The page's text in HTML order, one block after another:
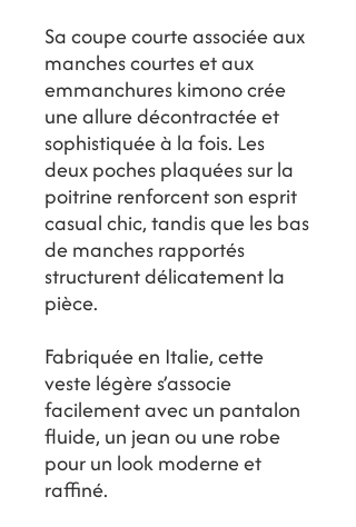
Sa coupe courte associée aux
manches courtes et aux
emmanchures kimono crée
une allure décontractée et
sophistiquée à la fois. Les
deux poches plaquées sur la
poitrine renforcent son esprit
casual chic, tandis que les bas
de manches rapportés
structurent délicatement la
pièce.
Fabriquée en Italie, cette
veste légère s’associe
facilement avec un pantalon
fluide, un jean ou une robe
pour un look moderne et
raffiné.